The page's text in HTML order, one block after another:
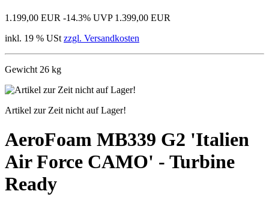
1.199,00 EUR -14.3% UVP 1.399,00 EUR
inkl. 19 % USt zzgl. Versandkosten
Gewicht 26 kg
Artikel zur Zeit nicht auf Lager!
AeroFoam MB339 G2 'Italien
Air Force CAMO' - Turbine
Ready